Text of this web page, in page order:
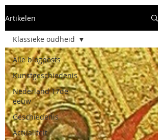
Artikelen
Alle blogposts
Kunstgeschiedenis
Nederland 17de
eeuw
Geschiedenis
Actualiteit
Klassieke oudheid